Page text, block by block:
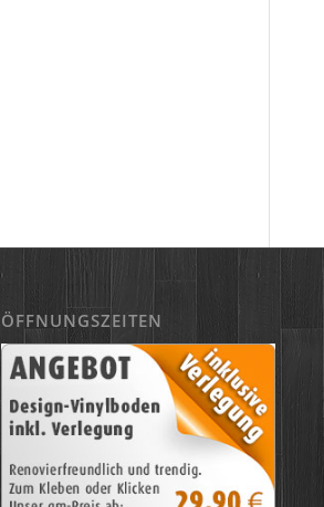
ÖFFNUNGSZEITEN